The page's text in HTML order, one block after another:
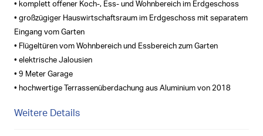
• komplett offener Koch-, Ess- und Wohnbereich im Erdgeschoss
• großzügiger Hauswirtschaftsraum im Erdgeschoss mit separatem
Eingang vom Garten
• Flügeltüren vom Wohnbereich und Essbereich zum Garten
• elektrische Jalousien
• 9 Meter Garage
• hochwertige Terrassenüberdachung aus Aluminium von 2018
Weitere Details